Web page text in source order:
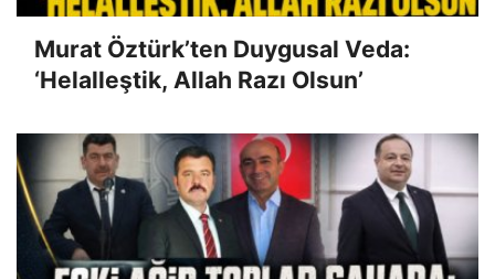
Murat Öztürk’ten Duygusal Veda:
‘Helalleştik, Allah Razı Olsun’